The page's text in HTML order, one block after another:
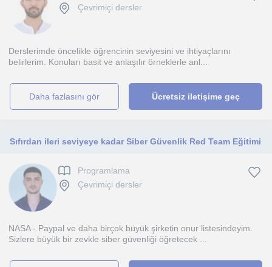
Çevrimiçi dersler
Derslerimde öncelikle öğrencinin seviyesini ve ihtiyaçlarını
belirlerim. Konuları basit ve anlaşılır örneklerle anl...
daha fazlasını gör Ücretsiz iletişime geç
Sıfırdan ileri seviyeye kadar Siber Güvenlik Red Team Eğitimi
Programlama
Çevrimiçi dersler
NASA - Paypal ve daha birçok büyük şirketin onur listesindeyim.
Sizlere büyük bir zevkle siber güvenliği öğretecek ...